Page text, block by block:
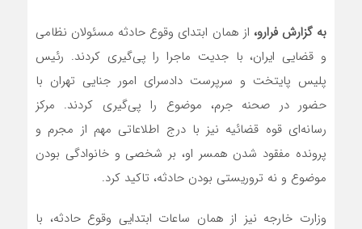
به گزارش فرارو، از همان ابتدای وقوع حادثه مسئولان نظامی
و قضایی ایران، با جدیت ماجرا را پی‌گیری کردند. رئیس
پلیس پایتخت و سرپرست دادسرای امور جنایی تهران با
حضور در صحنه جرم، موضوع را پی‌گیری کردند. مرکز
رسانه‌ای قوه قضائیه نیز با درج اطلاعاتی مهم از مجرم و
پرونده مفقود شدن همسر او، بر شخصی و خانوادگی بودن
موضوع و نه تروریستی بودن حادثه، تاکید کرد.
وزارت خارجه نیز از همان ساعات ابتدایی وقوع حادثه، با